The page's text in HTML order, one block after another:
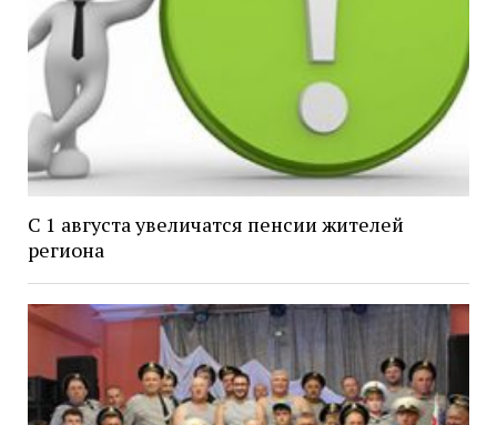
С 1 августа увеличатся пенсии жителей
региона